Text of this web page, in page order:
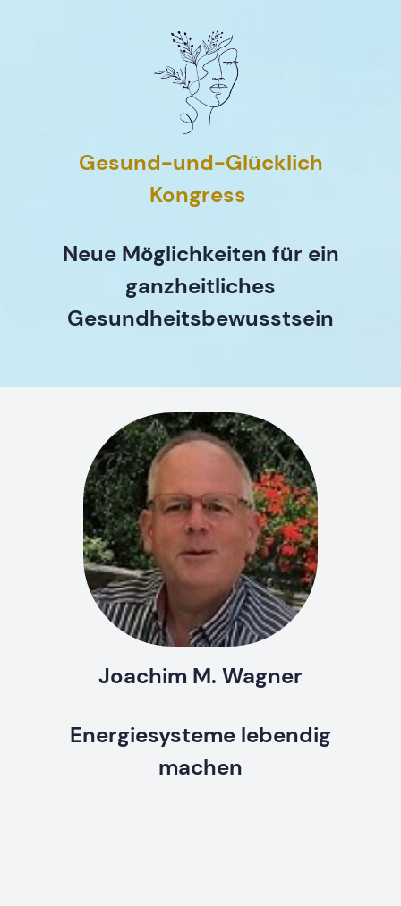
Gesund-und-Glücklich
Kongress
Neue Möglichkeiten für ein
ganzheitliches
Gesundheitsbewusstsein
Joachim M. Wagner
Energiesysteme lebendig
machen